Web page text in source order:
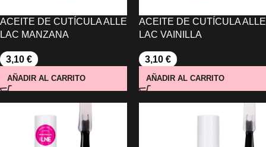
ACEITE DE CUTÍCULA ALLE
LAC MANZANA
3,10 €
AÑADIR AL CARRITO
ACEITE DE CUTÍCULA ALLE
LAC VAINILLA
3,10 €
AÑADIR AL CARRITO